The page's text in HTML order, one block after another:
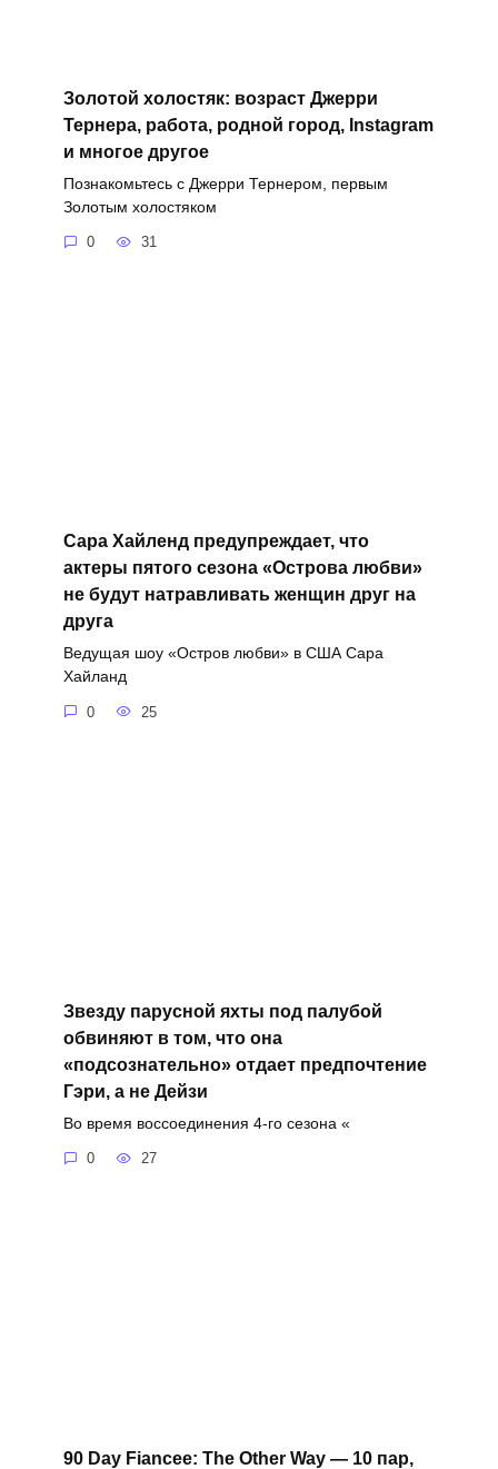
Золотой холостяк: возраст Джерри
Тернера, работа, родной город, Instagram
и многое другое
Познакомьтесь с Джерри Тернером, первым
Золотым холостяком
0 31
Сара Хайленд предупреждает, что
актеры пятого сезона «Острова любви»
не будут натравливать женщин друг на
друга
Ведущая шоу «Остров любви» в США Сара
Хайланд
0 25
Звезду парусной яхты под палубой
обвиняют в том, что она
«подсознательно» отдает предпочтение
Гэри, а не Дейзи
Во время воссоединения 4-го сезона «
0 27
90 Day Fiancee: The Other Way — 10 пар,